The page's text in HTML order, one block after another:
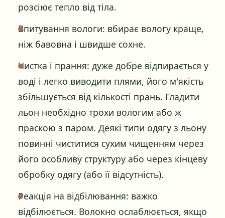
розсіює тепло від тіла.
Впитування вологи: вбирає вологу краще,
ніж бавовна і швидше сохне.
Чистка і прання: дуже добре відпирається у
воді і легко виводити плями, його м'якість
збільшується від кількості прань. Гладити
льон необхідно трохи вологим або ж
праскою з паром. Деякі типи одягу з льону
повинні чиститися сухим чищенням через
його особливу структуру або через кінцеву
обробку одягу (або її відсутність).
Реакція на відбілювання: важко
відбілюється. Волокно ослаблюється, якщо